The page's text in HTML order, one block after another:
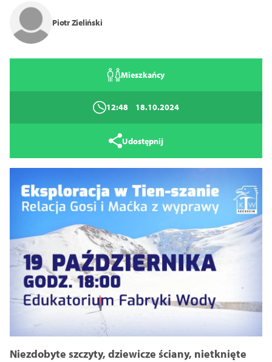
Piotr Zieliński
Mieszkańcy
12:48 18.10.2024
Udostępnij
Niezdobyte szczyty, dziewicze ściany, nietknięte